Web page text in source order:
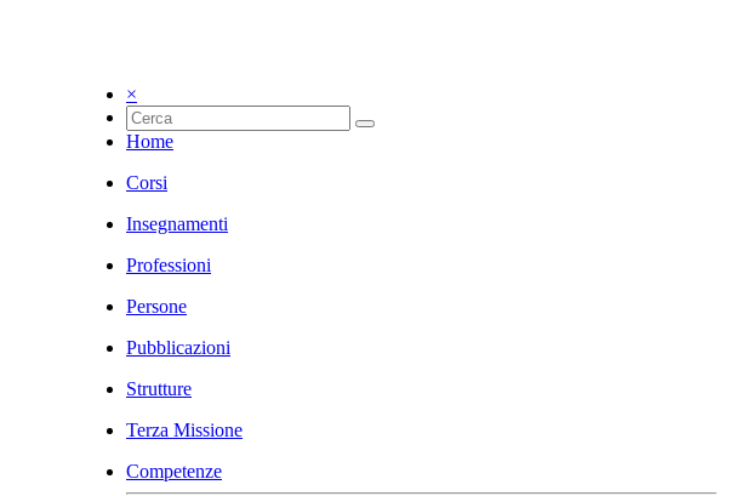
×
Home
Corsi
Insegnamenti
Professioni
Persone
Pubblicazioni
Strutture
Terza Missione
Competenze